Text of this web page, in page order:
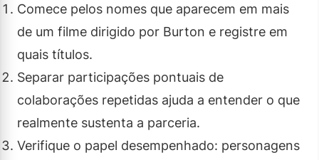
Comece pelos nomes que aparecem em mais
de um filme dirigido por Burton e registre em
quais títulos.
Separar participações pontuais de
colaborações repetidas ajuda a entender o que
realmente sustenta a parceria.
Verifique o papel desempenhado: personagens